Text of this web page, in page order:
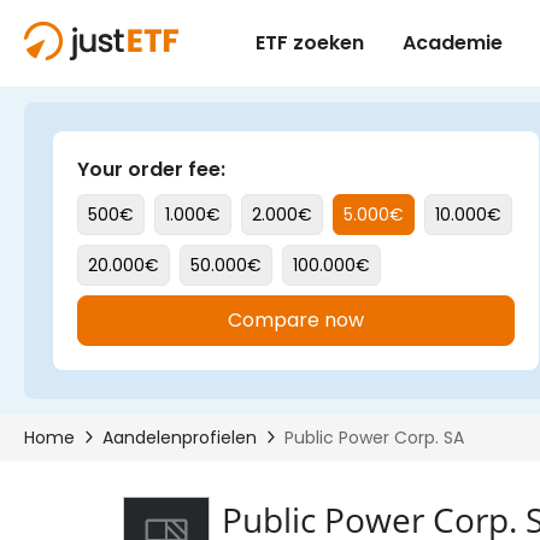
Public Power Corp.